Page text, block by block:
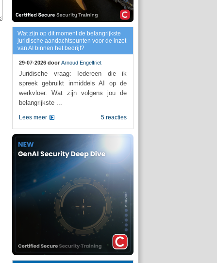
Wat zijn op dit moment de belangrijkste
juridische aandachtspunten voor de inzet
van AI binnen het bedrijf?
29-07-2026 door Arnoud Engelfriet
Juridische vraag: Iedereen die ik
spreek gebruikt inmiddels AI op de
werkvloer. Wat zijn volgens jou de
belangrijkste ...
5 reacties
Lees meer